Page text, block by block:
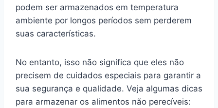
podem ser armazenados em temperatura
ambiente por longos períodos sem perderem
suas características.
No entanto, isso não significa que eles não
precisem de cuidados especiais para garantir a
sua segurança e qualidade. Veja algumas dicas
para armazenar os alimentos não perecíveis: